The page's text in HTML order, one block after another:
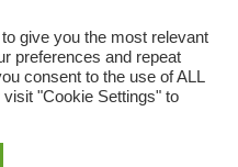
Newsup byThemeansar
give you the most relevant
preferences and repeat
consent to the use of ALL
"Cookie Settings" to